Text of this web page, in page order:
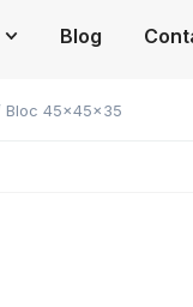
Blog
Bloc 45x45x35